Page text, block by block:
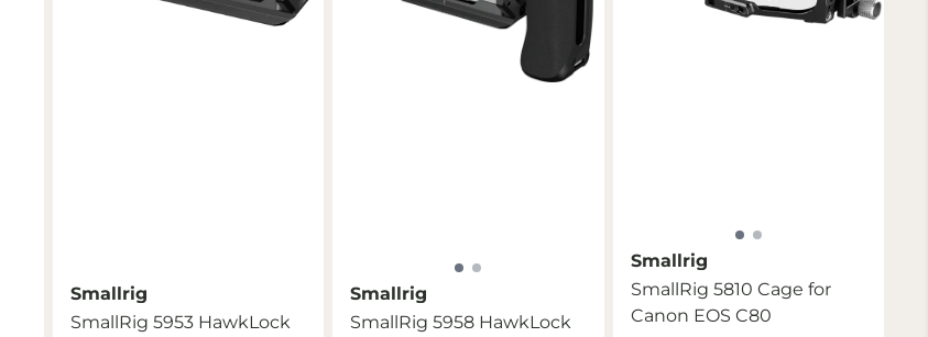
Smallrig
SmallRig 5953 HawkLock
Smallrig
SmallRig 5958 HawkLock
Smallrig
SmallRig 5810 Cage for
Canon EOS C80